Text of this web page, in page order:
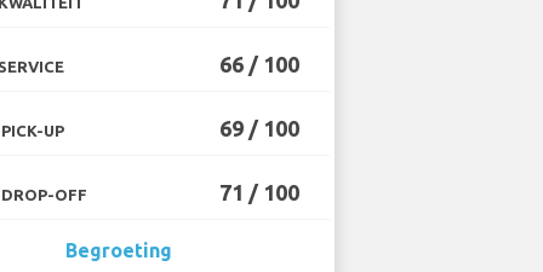
66 / 100
UP 69 / 100
OFF 71 / 100
Begroeting